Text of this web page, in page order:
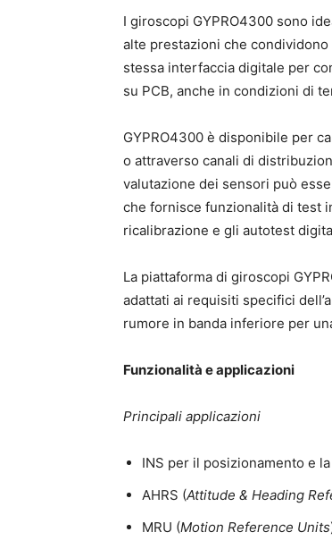
I giroscopi GYPRO4300 sono
alte prestazioni che
stessa interfaccia digitale per
su PCB, anche in condizioni di
GYPRO4300 è disponibile per
o attraverso canali di
valutazione dei sensori può
che fornisce funzionalità di test
ricalibrazione e gli autotest
La piattaforma di giroscopi
adattati ai requisiti specifici
rumore in banda inferiore per
Funzionalità e applicazioni
Principali applicazioni
INS per il posizionamento e
AHRS (Attitude & Heading
MRU (Motion Reference Units